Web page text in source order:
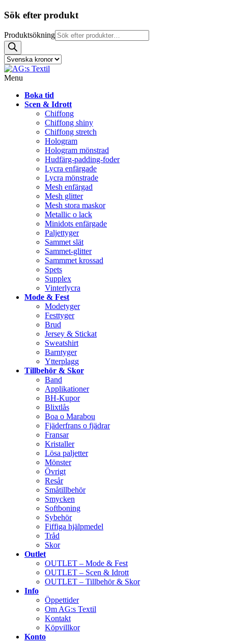
Sök efter produkt
Produktsökning
Menu
Boka tid
Scen & Idrott
Chiffong
Chiffong shiny
Chiffong stretch
Hologram
Hologram mönstrad
Hudfärg-padding-foder
Lycra enfärgade
Lycra mönstrade
Mesh enfärgad
Mesh glitter
Mesh stora maskor
Metallic o lack
Minidots enfärgade
Paljettyger
Sammet slät
Sammet-glitter
Sammmet krossad
Spets
Supplex
Vinterlycra
Mode & Fest
Modetyger
Festtyger
Brud
Jersey & Stickat
Sweatshirt
Barntyger
Ytterplagg
Tillbehör & Skor
Band
Applikationer
BH-Kupor
Blixtlås
Boa o Marabou
Fjäderfrans o fjädrar
Fransar
Kristaller
Lösa paljetter
Mönster
Övrigt
Resår
Småtillbehör
Smycken
Softboning
Sybehör
Fiffiga hjälpmedel
Tråd
Skor
Outlet
OUTLET – Mode & Fest
OUTLET – Scen & Idrott
OUTLET – Tillbehör & Skor
Info
Öppettider
Om AG:s Textil
Kontakt
Köpvillkor
Konto